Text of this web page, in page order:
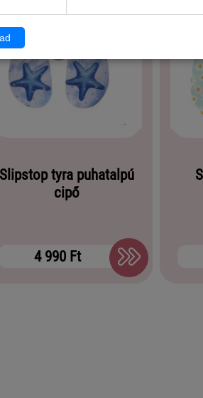
Slipstop tyra puhatalpú
cipő
4 990 Ft